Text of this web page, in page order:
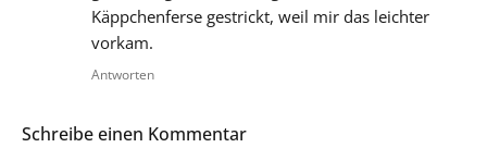
Käppchenferse gestrickt, weil mir das leichter
vorkam.
Antworten
Schreibe einen Kommentar